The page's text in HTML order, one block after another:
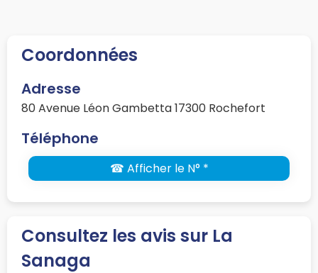
Coordonnées
Adresse
80 Avenue Léon Gambetta 17300 Rochefort
Téléphone
☎ Afficher le N° *
Consultez les avis sur La
Sanaga